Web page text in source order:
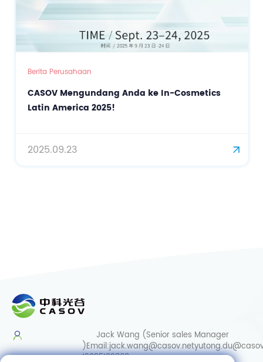
Berita Perusahaan
CASOV Mengundang Anda ke In-Cosmetics
Latin America 2025!
2025.09.23
Jack Wang (Senior sales Manager
)Email:jack.wang@casov.net
13035103869